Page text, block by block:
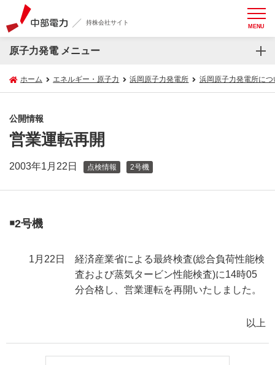
持株会社サイト MENU
原子力発電 メニュー
ホーム エネルギー・原子力 浜岡原子力発電所 浜岡原子力発電所につ
公開情報
営業運転再開
2003年1月22日 点検情報 2号機
￭2号機
1月22日 経済産業省による最終検査(総合負荷性能検
査および蒸気タービン性能検査)に14時05
分合格し、営業運転を再開いたしました。
以上